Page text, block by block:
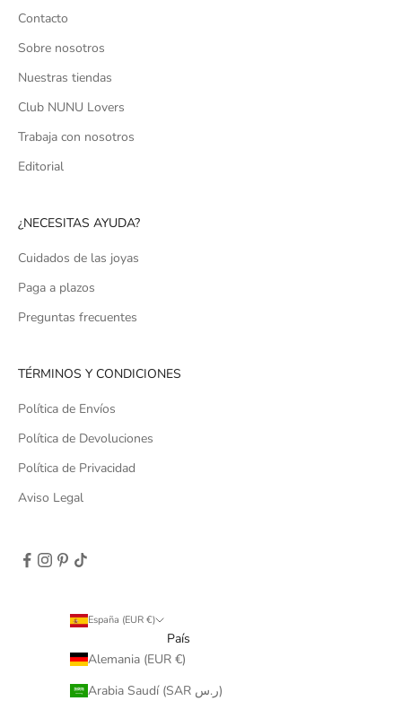
Contacto
Sobre nosotros
Nuestras tiendas
Club NUNU Lovers
Trabaja con nosotros
Editorial
¿NECESITAS AYUDA?
Cuidados de las joyas
Paga a plazos
Preguntas frecuentes
TÉRMINOS Y CONDICIONES
Política de Envíos
Política de Devoluciones
Política de Privacidad
Aviso Legal
España (EUR €)
País
Alemania (EUR €)
Arabia Saudí (SAR ر.س)